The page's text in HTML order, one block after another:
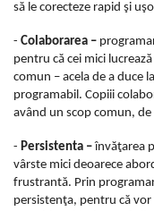
să le corecteze rapid şi
- Colaborarea –
pentru că cei mici
comun – acela de a duce
programabil. Copiii
având un scop comun,
- Persistenta –învăţarea
vârste mici deoarece
frustrantă. Prin
persistenţa, pentru că vor